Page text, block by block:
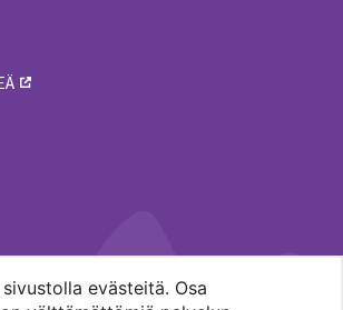
evästeitä. Osa
MENOHAKU